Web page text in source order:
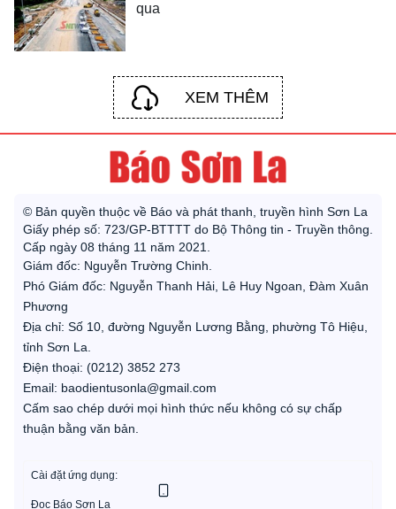
qua
XEM THÊM
© Bản quyền thuộc về Báo và phát thanh, truyền hình Sơn La
Giấy phép số: 723/GP-BTTTT do Bộ Thông tin - Truyền thông.
Cấp ngày 08 tháng 11 năm 2021.
Giám đốc: Nguyễn Trường Chinh.
Phó Giám đốc: Nguyễn Thanh Hải, Lê Huy Ngoan, Đàm Xuân
Phương
Địa chỉ: Số 10, đường Nguyễn Lương Bằng, phường Tô Hiệu,
tỉnh Sơn La.
Điện thoại: (0212) 3852 273
Email: baodientusonla@gmail.com
Cấm sao chép dưới mọi hình thức nếu không có sự chấp
thuận bằng văn bản.
Cài đặt ứng dụng:
Đọc Báo Sơn La